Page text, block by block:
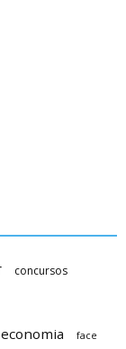
concursos
economia face